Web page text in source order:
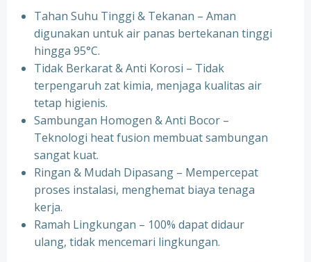
Tahan Suhu Tinggi & Tekanan – Aman
digunakan untuk air panas bertekanan tinggi
hingga 95°C.
⁠Tidak Berkarat & Anti Korosi – Tidak
terpengaruh zat kimia, menjaga kualitas air
tetap higienis.
⁠Sambungan Homogen & Anti Bocor –
Teknologi heat fusion membuat sambungan
sangat kuat.
⁠Ringan & Mudah Dipasang – Mempercepat
proses instalasi, menghemat biaya tenaga
kerja.
⁠Ramah Lingkungan – 100% dapat didaur
ulang, tidak mencemari lingkungan.